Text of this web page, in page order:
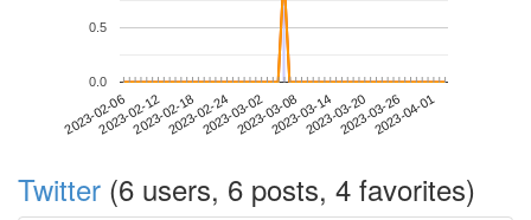
2023-02-062023-02-122023-02-182023-02-242023-03-022023-03-082023-03-142023-03-202023-03-262023-04-01
0.0
0.5
Twitter (6 users, 6 posts, 4 favorites)